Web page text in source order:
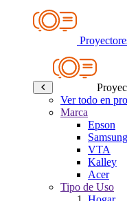
Ver todo en
Marca
Epson
Samsung
VTA
Kalley
Acer
Tipo de Uso